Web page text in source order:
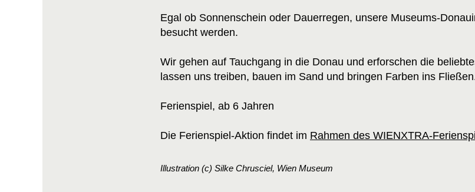
Egal ob Sonnenschein oder Dauerregen, unsere Museums-
besucht werden.
Wir gehen auf Tauchgang in die Donau und erforschen die
lassen uns treiben, bauen im Sand und bringen Farben ins
Ferienspiel, ab 6 Jahren
Die Ferienspiel-Aktion findet im Rahmen des WIENXTRA-
Illustration (c) Silke Chrusciel, Wien Museum